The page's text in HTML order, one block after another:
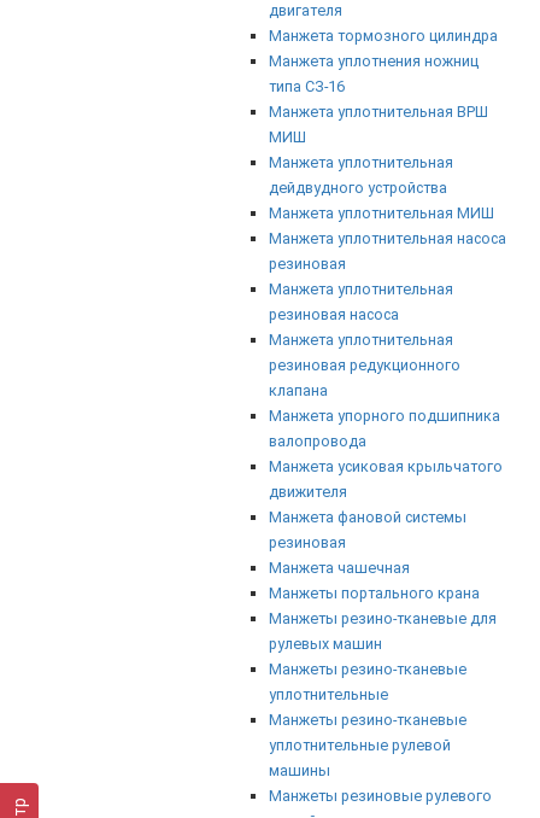
двигателя
Манжета тормозного цилиндра
Манжета уплотнения ножниц
типа СЗ-16
Манжета уплотнительная ВРШ
МИШ
Манжета уплотнительная
дейдвудного устройства
Манжета уплотнительная МИШ
Манжета уплотнительная насоса
резиновая
Манжета уплотнительная
резиновая насоса
Манжета уплотнительная
резиновая редукционного
клапана
Манжета упорного подшипника
валопровода
Манжета усиковая крыльчатого
движителя
Манжета фановой системы
резиновая
Манжета чашечная
Манжеты портального крана
Манжеты резино-тканевые для
рулевых машин
Манжеты резино-тканевые
уплотнительные
Манжеты резино-тканевые
уплотнительные рулевой
машины
Манжеты резиновые рулевого